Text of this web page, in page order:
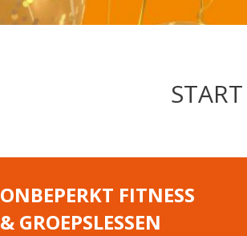
ONBEPERKT FITNESS
& GROEPSLESSEN